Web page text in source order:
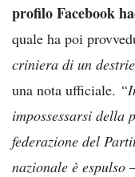
profilo Facebook
quale ha poi
criniera di un
una nota ufficiale.
impossessarsi della
federazione del
nazionale è espulso